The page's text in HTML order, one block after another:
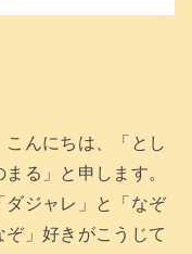
んにちは、「とし
まる」と申します。
ダジャレ」と「なぞ
ぞ」好きがこうじて